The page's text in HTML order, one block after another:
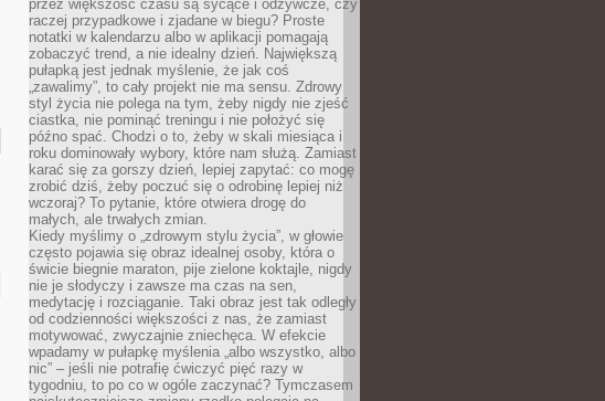
przez większość czasu są sycące i odżywcze, czy
raczej przypadkowe i zjadane w biegu? Proste
notatki w kalendarzu albo w aplikacji pomagają
zobaczyć trend, a nie idealny dzień. Największą
pułapką jest jednak myślenie, że jak coś
„zawalimy”, to cały projekt nie ma sensu. Zdrowy
styl życia nie polega na tym, żeby nigdy nie zjeść
ciastka, nie pominąć treningu i nie położyć się
późno spać. Chodzi o to, żeby w skali miesiąca i
roku dominowały wybory, które nam służą. Zamiast
karać się za gorszy dzień, lepiej zapytać: co mogę
zrobić dziś, żeby poczuć się o odrobinę lepiej niż
wczoraj? To pytanie, które otwiera drogę do
małych, ale trwałych zmian.
Kiedy myślimy o „zdrowym stylu życia”, w głowie
często pojawia się obraz idealnej osoby, która o
świcie biegnie maraton, pije zielone koktajle, nigdy
nie je słodyczy i zawsze ma czas na sen,
medytację i rozciąganie. Taki obraz jest tak odległy
od codzienności większości z nas, że zamiast
motywować, zwyczajnie zniechęca. W efekcie
wpadamy w pułapkę myślenia „albo wszystko, albo
nic” – jeśli nie potrafię ćwiczyć pięć razy w
tygodniu, to po co w ogóle zaczynać? Tymczasem